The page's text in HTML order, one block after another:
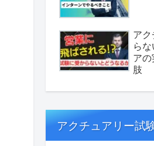
ア
ら
ア
肢
アクチュアリー試